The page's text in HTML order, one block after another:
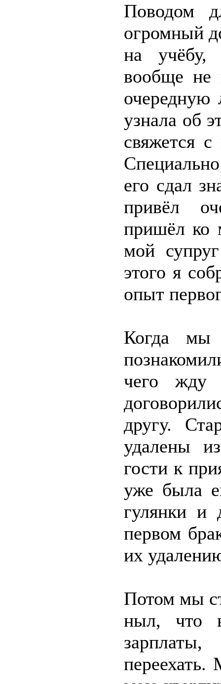
Поводом
огромный
на учёбу,
вообще не
очередную
узнала об
свяжется с
его сдал
привёл
пришёл ко
мой
этого я
опыт
Когда мы
чего жду
другу.
удалены
гости к
уже была
гулянки и
первом
их
Потом мы
ныл, что